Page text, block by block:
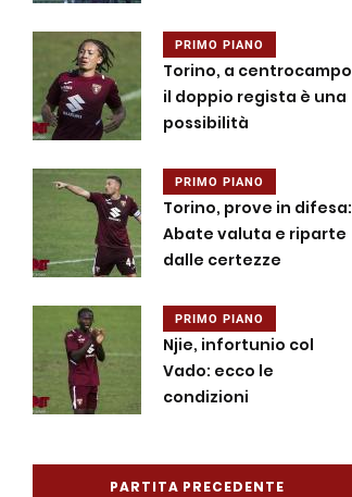
PRIMO PIANO
Torino, a centrocampo
il doppio regista è una
possibilità
PRIMO PIANO
Torino, prove in difesa:
Abate valuta e riparte
dalle certezze
PRIMO PIANO
Njie, infortunio col
Vado: ecco le
condizioni
PARTITA PRECEDENTE